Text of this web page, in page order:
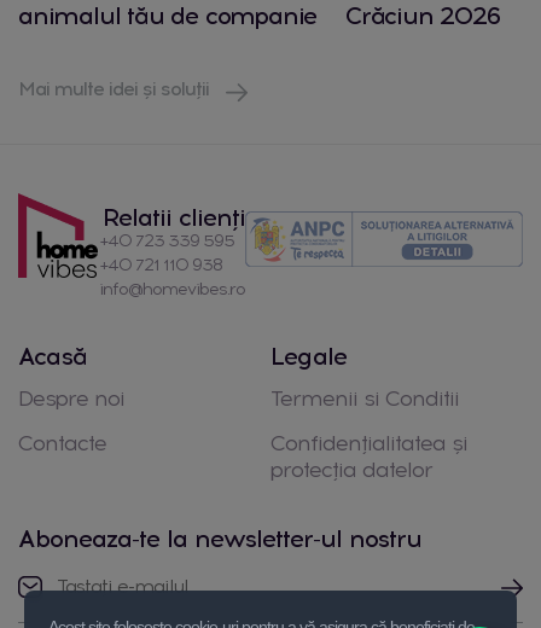
animalul tău de companie
Crăciun 2026
Mai multe idei și soluții
Relatii clienți
+40 723 339 595
+40 721 110 938
info@homevibes.ro
Acasă
Despre noi
Contacte
Legale
Termenii si Conditii
Confidențialitatea și
protecția datelor
Aboneaza-te la newsletter-ul nostru